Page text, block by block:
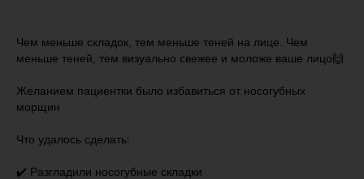
Чем меньше складок, тем меньше теней на лице. Чем
меньше теней, тем визуально свежее и моложе ваше лицо🙌
Желанием пациентки было избавиться от носогубных
морщин
Что удалось сделать:
✔️ Разгладили носогубные складки